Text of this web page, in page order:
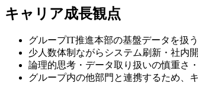
キャリア成長観点
グループIT推進本部の基盤データを扱
少人数体制ながらシステム刷新・社
論理的思考・データ取り扱いの慎重さ
グループ内の他部門と連携するため、